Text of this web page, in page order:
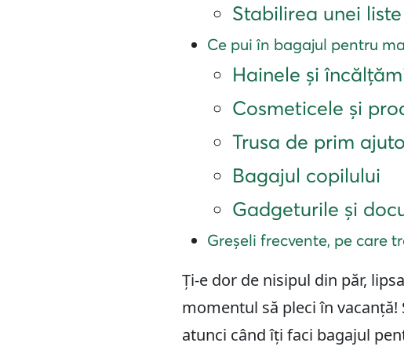
Stabilirea unei
Ce pui în bagajul pentru
Hainele și
Cosmeticele și
Trusa de prim
Bagajul copilului
Gadgeturile și
Greșeli frecvente, pe care
Ți-e dor de nisipul din păr,
momentul să pleci în
atunci când îți faci bagajul